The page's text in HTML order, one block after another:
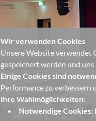
Wir verwenden Cookies
Unsere Website verwendet
gespeichert werden und
Einige Cookies sind
Performance zu verbessern
Ihre Wahlmöglichkeiten:
Notwendige Cookies: